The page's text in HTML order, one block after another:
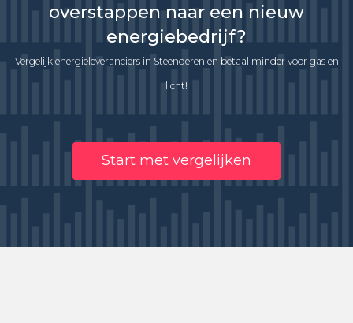
overstappen naar een nieuw
energiebedrijf?
Vergelijk energieleveranciers in Steenderen en betaal minder voor gas en
licht!
Start met vergelijken